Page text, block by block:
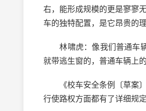
右，能形成规模的更是寥寥
车的独特配置，是它昂贵的理
林啸虎：像我们普通车辆
就带逃生窗的，普通车辆上
《校车安全条例〔草案〕
行使路权方面都有了详细规